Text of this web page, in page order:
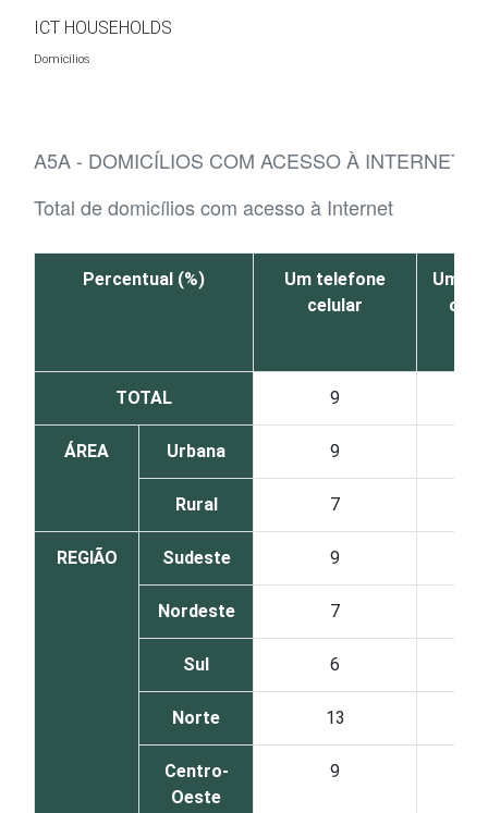
ICT HOUSEHOLDS
Domicílios
A5A - DOMICÍLIOS COM ACESSO À INTERNET,
Total de domicílios com acesso à Internet
Percentual (%)
Um telefone
celular
Um
ou
TOTAL 9
ÁREA Urbana 9
Rural 7
REGIÃO Sudeste 9
Nordeste 7
Sul 6
Norte 13
Centro-
Oeste
9